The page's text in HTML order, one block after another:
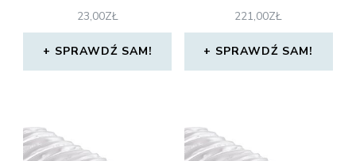
23,00ZŁ
SPRAWDŹ SAM!
221,00ZŁ
SPRAWDŹ SAM!